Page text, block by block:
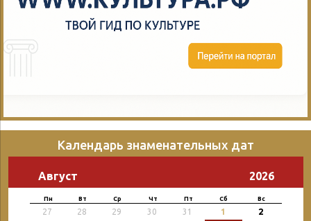
Календарь знаменательных дат
Август 2026
Пн Вт Ср Чт Пт Сб Вс
27 28 29 30 31 1 2